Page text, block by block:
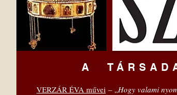
A
VERZÁR ÉVA művei – „Hogy valami